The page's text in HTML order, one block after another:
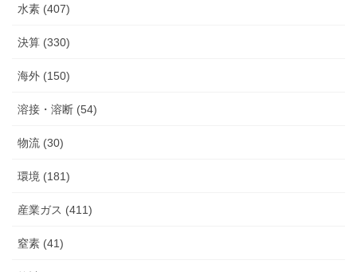
水素 (407)
決算 (330)
海外 (150)
溶接・溶断 (54)
物流 (30)
環境 (181)
産業ガス (411)
窒素 (41)